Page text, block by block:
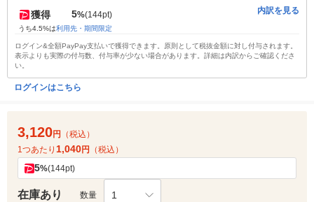
獲得 5%(144pt)
うち4.5%は利用先・期間限定
内訳を見る
ログイン&全額PayPay支払いで獲得できます。原則として税抜金額に対し付与されます。
表示よりも実際の付与数、付与率が少ない場合があります。詳細は内訳からご確認くださ
い。
ログインはこちら
3,120円
（税込）
1つあたり 1,040円 （税込）
5%(144pt)
在庫あり 数量 1